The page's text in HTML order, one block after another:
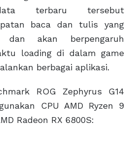
pendingin baru yang
chamber. Berbeda dengan
memiliki kemampuan
secara langsung sehingga
laptop dengan bodi ringkas
antara komponen dengan
secara optimal, ROG